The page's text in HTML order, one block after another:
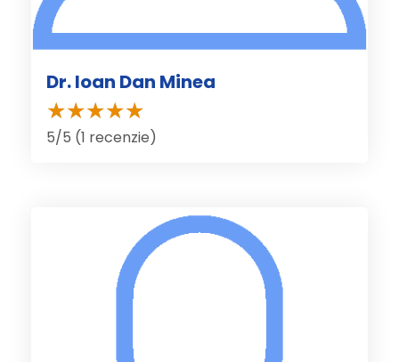
Dr. Ioan Dan Minea
5/5 (1 recenzie)